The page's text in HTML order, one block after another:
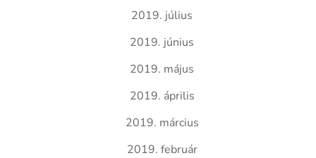
2019. július
2019. június
2019. május
2019. április
2019. március
2019. február